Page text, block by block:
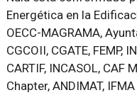
Energética en la
OECC-MAGRAMA,
CGCOII, CGATE, FEMP,
CARTIF, INCASOL, CAF
Chapter, ANDIMAT,